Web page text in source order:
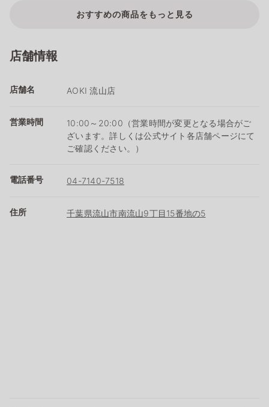
おすすめの商品をもっと見る
店舗情報
店舗名 AOKI 流山店
営業時間
10:00～20:00（営業時間が変更となる場合がご
ざいます。詳しくは公式サイト各店舗ページにて
ご確認ください。）
電話番号 04-7140-7518
住所 千葉県流山市南流山9丁目15番地の5